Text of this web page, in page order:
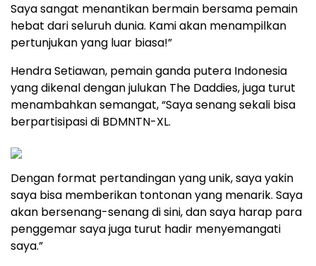
Saya sangat menantikan bermain bersama pemain
hebat dari seluruh dunia. Kami akan menampilkan
pertunjukan yang luar biasa!”
Hendra Setiawan, pemain ganda putera Indonesia
yang dikenal dengan julukan The Daddies, juga turut
menambahkan semangat, “Saya senang sekali bisa
berpartisipasi di BDMNTN-XL.
Dengan format pertandingan yang unik, saya yakin
saya bisa memberikan tontonan yang menarik. Saya
akan bersenang-senang di sini, dan saya harap para
penggemar saya juga turut hadir menyemangati
saya.”